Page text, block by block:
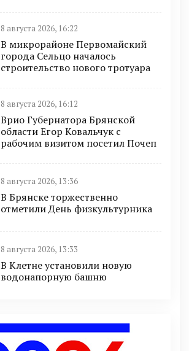
8 августа 2026, 16:22
В микрорайоне Первомайский
города Сельцо началось
строительство нового тротуара
8 августа 2026, 16:12
Врио Губернатора Брянской
области Егор Ковальчук с
рабочим визитом посетил Почеп
8 августа 2026, 13:36
В Брянске торжественно
отметили День физкультурника
8 августа 2026, 13:33
В Клетне установили новую
водонапорную башню